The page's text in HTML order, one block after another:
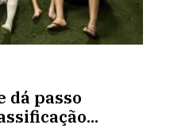
dá passo